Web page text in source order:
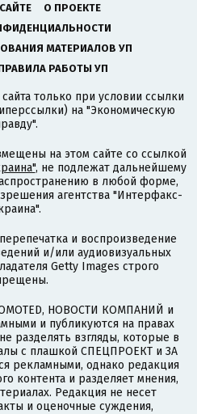
О ПРОЕКТЕ
МАТЕРИАЛОВ УП
РАБОТЫ УП
только при условии ссылки
на "Экономическую
на этом сайте со ссылкой
, не подлежат дальнейшему
в любой форме,
агентства "Интерфакс-
и воспроизведение
и/или аудиовизуальных
Getty Images строго
НОВОСТИ КОМПАНИЙ и
и публикуются на правах
разделять взгляды, которые в
с плашкой СПЕЦПРОЕКТ и ЗА
рекламными, однако редакция
контента и разделяет мнения,
Редакция не несет
и оценочные суждения,